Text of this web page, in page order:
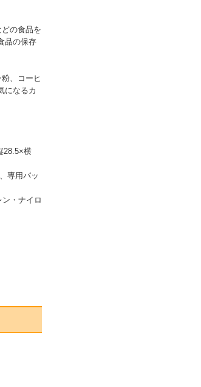
の食品を
品の保存
、コーヒ
になるカ
28.5×横
専用パッ
・ナイロ